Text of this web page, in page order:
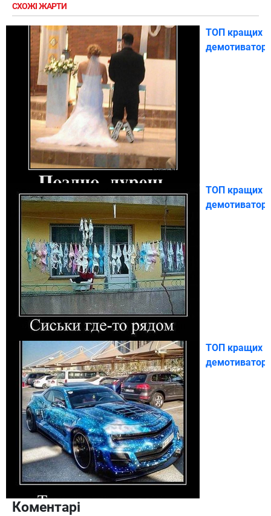
СХОЖІ ЖАРТИ
ТОП кращих
ТОП кращих
ТОП кращих
Коментарі